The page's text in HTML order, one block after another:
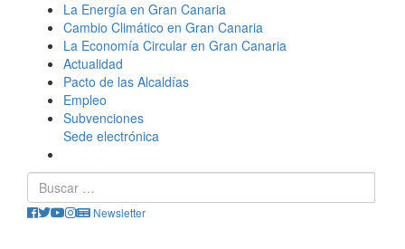
La Energía en Gran Canaria
Cambio Climático en Gran Canaria
La Economía Circular en Gran Canaria
Actualidad
Pacto de las Alcaldías
Empleo
Subvenciones
Sede electrónica
Newsletter